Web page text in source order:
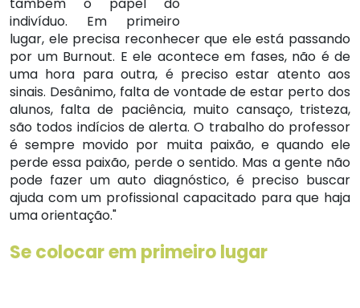
indivíduo. Em primeiro
lugar, ele precisa reconhecer que ele está passando
por um Burnout. E ele acontece em fases, não é de
uma hora para outra, é preciso estar atento aos
sinais. Desânimo, falta de vontade de estar perto dos
alunos, falta de paciência, muito cansaço, tristeza,
são todos indícios de alerta. O trabalho do professor
é sempre movido por muita paixão, e quando ele
perde essa paixão, perde o sentido. Mas a gente não
pode fazer um auto diagnóstico, é preciso buscar
ajuda com um profissional capacitado para que haja
uma orientação."
Se colocar em primeiro lugar